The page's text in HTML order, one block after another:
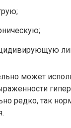
может
редко, так